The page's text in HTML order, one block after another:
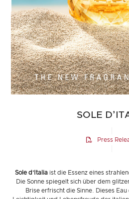
SOLE
Press
Sole d’Italia ist die Essenz eines
Die Sonne spiegelt sich über dem
Brise erfrischt die Sinne. Dieses